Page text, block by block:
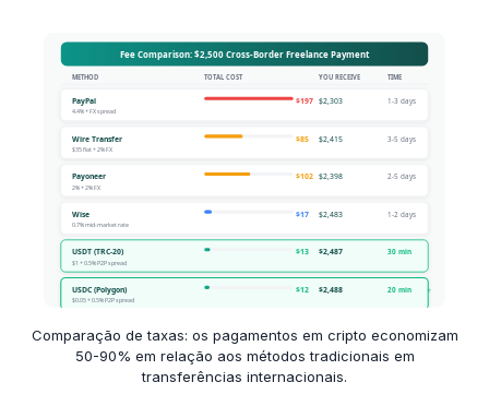
Comparação de taxas: os pagamentos em cripto economizam
50-90% em relação aos métodos tradicionais em
transferências internacionais.